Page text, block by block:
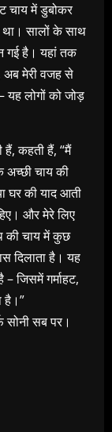
चाय में डुबोकर
था। सालों के साथ
गई है। यहां तक
अब मेरी वजह से
यह लोगों को जोड़
हैं, कहती हैं, “मैं
अच्छी चाय की
घर की याद आती
और मेरे लिए
की चाय में कुछ
दिलाता है। यह
जिसमें गर्माहट,
है।”
सोनी सब पर।